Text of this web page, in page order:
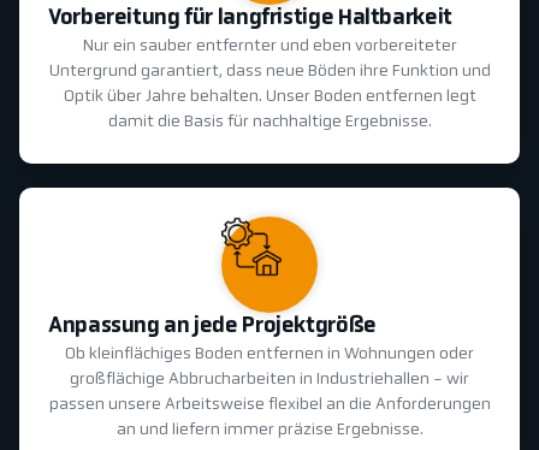
Vorbereitung für langfristige Haltbarkeit
Nur ein sauber entfernter und eben vorbereiteter
Untergrund garantiert, dass neue Böden ihre Funktion und
Optik über Jahre behalten. Unser Boden entfernen legt
damit die Basis für nachhaltige Ergebnisse.
Anpassung an jede Projektgröße
Ob kleinflächiges Boden entfernen in Wohnungen oder
großflächige Abbrucharbeiten in Industriehallen - wir
passen unsere Arbeitsweise flexibel an die Anforderungen
an und liefern immer präzise Ergebnisse.